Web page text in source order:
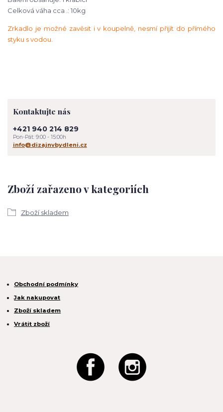
Celková váha cca .: 10kg
Zrkadlo je možné zavěsit i v koupelně, nesmí přijít do přímého
styku s vodou.
Zboží zařazeno v kategoriích
Zboží skladem
Kontaktujte nás
+421 940 214 829
Pon-Pát: 9:00 - 15:00h
info@dizajnvbydleni.cz
Obchodní podmínky
Jak nakupovat
Zboží skladem
Vrátit zboží